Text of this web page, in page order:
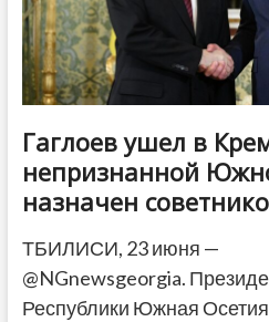
Гаглоев ушел в
непризнанной
назначен
ТБИЛИСИ, 23 июня —
@NGnewsgeorgia.
Республики Южная